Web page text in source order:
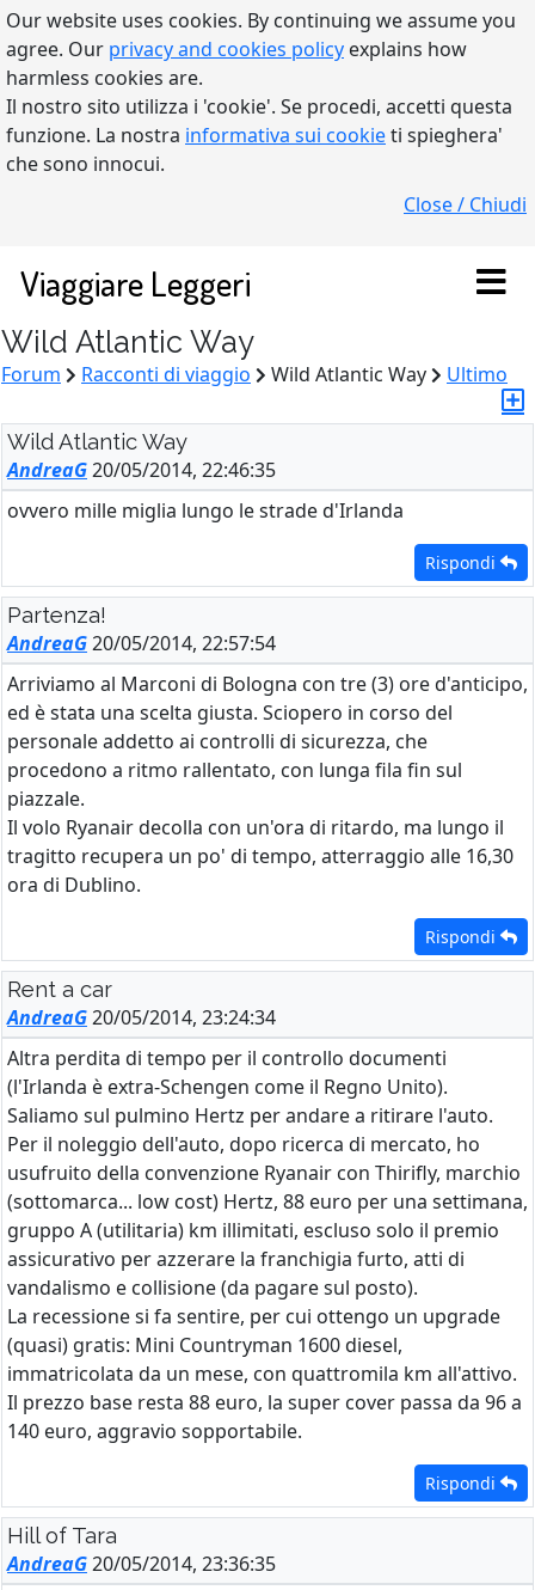
Our website uses cookies. By continuing we assume you
agree. Our privacy and cookies policy explains how
harmless cookies are.
Il nostro sito utilizza i 'cookie'. Se procedi, accetti questa
funzione. La nostra informativa sui cookieti spieghera'
che sono innocui.
Close / Chiudi
Viaggiare Leggeri
Wild Atlantic Way
Forum Racconti di viaggio Wild Atlantic Way Ultimo
Wild Atlantic Way
AndreaG20/05/2014, 22:46:35
ovvero mille miglia lungo le strade d'Irlanda
Rispondi
Partenza!
AndreaG20/05/2014, 22:57:54
Arriviamo al Marconi di Bologna con tre (3) ore d'anticipo,
ed è stata una scelta giusta. Sciopero in corso del
personale addetto ai controlli di sicurezza, che
procedono a ritmo rallentato, con lunga fila fin sul
piazzale.
Il volo Ryanair decolla con un'ora di ritardo, ma lungo il
tragitto recupera un po' di tempo, atterraggio alle 16,30
ora di Dublino.
Rispondi
Rent a car
AndreaG20/05/2014, 23:24:34
Altra perdita di tempo per il controllo documenti
(l'Irlanda è extra-Schengen come il Regno Unito).
Saliamo sul pulmino Hertz per andare a ritirare l'auto.
Per il noleggio dell'auto, dopo ricerca di mercato, ho
usufruito della convenzione Ryanair con Thirifly, marchio
(sottomarca... low cost) Hertz, 88 euro per una settimana,
gruppo A (utilitaria) km illimitati, escluso solo il premio
assicurativo per azzerare la franchigia furto, atti di
vandalismo e collisione (da pagare sul posto).
La recessione si fa sentire, per cui ottengo un upgrade
(quasi) gratis: Mini Countryman 1600 diesel,
immatricolata da un mese, con quattromila km all'attivo.
Il prezzo base resta 88 euro, la super cover passa da 96 a
140 euro, aggravio sopportabile.
Rispondi
Hill of Tara
AndreaG20/05/2014, 23:36:35